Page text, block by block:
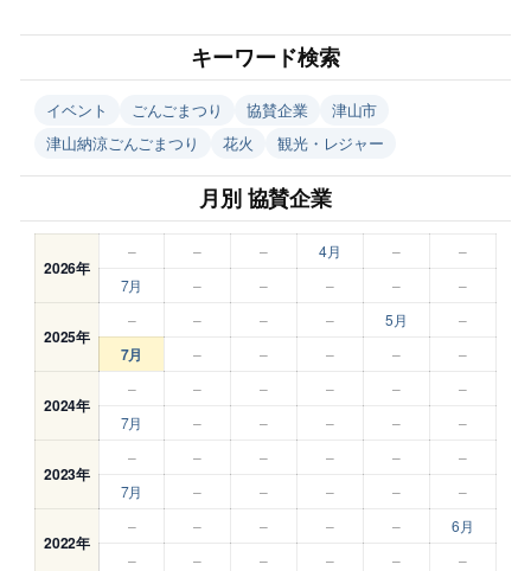
キーワード検索
イベント ごんごまつり 協賛企業
津山市
津山納涼ごんごまつり
花火 観光・レジャー
月別 協賛企業
2026年
– – – 4月 –
–
7月
– – – – –
2025年
– – – – 5月 –
7月 – – – – –
2024年
– – – – –
–
7月
– – – – –
2023年
– – – – –
–
7月
– – – – –
2022年
– – – – –
6月
–
– – – – –